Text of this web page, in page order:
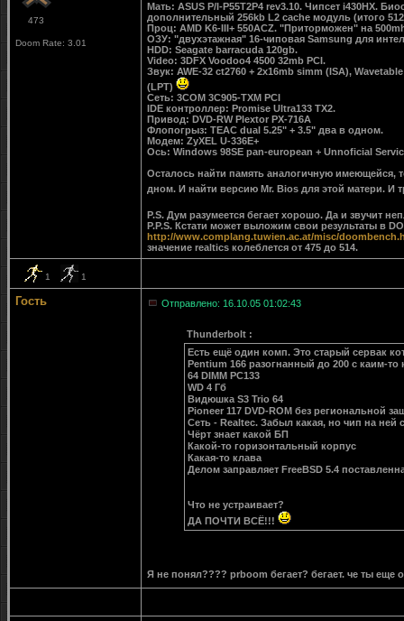
473
Doom Rate: 3.01
Мать: ASUS P/I-P55T2P4 rev3.10. Чипсет i430HX.
дополнительный 256kb L2 cache модуль (итого
Проц: AMD K6-III+ 550ACZ. "Приторможен" на
ОЗУ: "двухэтажная" 16-чиповая Samsung для
HDD: Seagate barracuda 120gb.
Video: 3DFX Voodoo4 4500 32mb PCI.
Звук: AWE-32 ct2760 + 2x16mb simm (ISA),
(LPT)
Сеть: 3COM 3C905-TXM PCI
IDE контроллер: Promise Ultra133 TX2.
Привод: DVD-RW Plextor PX-716A
Флопогрыз: TEAC dual 5.25" + 3.5" два в одном.
Модем: ZyXEL U-336E+
Ось: Windows 98SE pan-european + Unnoficial
Осталось найти память аналогичную имеющейся,
дном. И найти версию Mr. Bios для этой матери.
P.S. Дум разумеется бегает хорошо. Да и звучит
P.P.S. Кстати может выложим свои результаты в
http://www.complang.tuwien.ac.at/misc/
значение realtics колеблется от 475 до 514.
1 1
Гость Отправлено: 16.10.05 01:02:43
Thunderbolt :
Есть ещё один комп. Это старый сервак
Pentium 166 разогнанный до 200 с каим-
64 DIMM PC133
WD 4 Гб
Видюшка S3 Trio 64
Pioneer 117 DVD-ROM без региональной
Сеть - Realtec. Забыл какая, но чип на
Чёрт знает какой БП
Какой-то горизонтальный корпус
Какая-то клава
Делом заправляет FreeBSD 5.4
Что не устраивает?
ДА ПОЧТИ ВСЁ!!!
Я не понял???? prboom бегает? бегает. че ты еще